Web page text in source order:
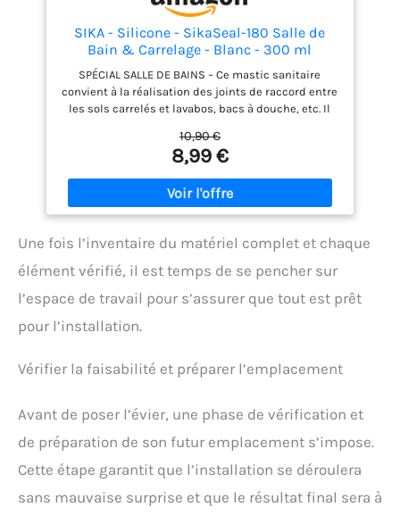
SIKA - Silicone - SikaSeal-180 Salle de
Bain & Carrelage - Blanc - 300 ml
SPÉCIAL SALLE DE BAINS – Ce mastic sanitaire
convient à la réalisation des joints de raccord entre
les sols carrelés et lavabos, bacs à douche, etc. Il
ÉTANCHÉITÉ OPTIMALE – Étanche et résistant à l’eau,
ce mastic pour salle de bains et carrelage est
incontournable pour les travaux en pièce humide.
Après application, il durcit rapidement. HAUTE
ADHÉRENCE – Ce mastic sanitaire spécial salle de
adhérence sur la majorité des surfaces non
DURABLE – Ce mastic sanitaire évite le
développement des moisissures et des
aussi une bonne résistance aux UV et conserve son
silicone pour joint de salle de bains et application
sanitaire se présente sous la forme d’une
l’aide d’un pistolet.
10,90 €
8,99 €
Une fois l’inventaire du matériel complet et chaque
élément vérifié, il est temps de se pencher sur
l’espace de travail pour s’assurer que tout est prêt
pour l’installation.
Vérifier la faisabilité et préparer l’emplacement
Avant de poser l’évier, une phase de vérification et
de préparation de son futur emplacement s’impose.
Cette étape garantit que l’installation se déroulera
sans mauvaise surprise et que le résultat final sera à